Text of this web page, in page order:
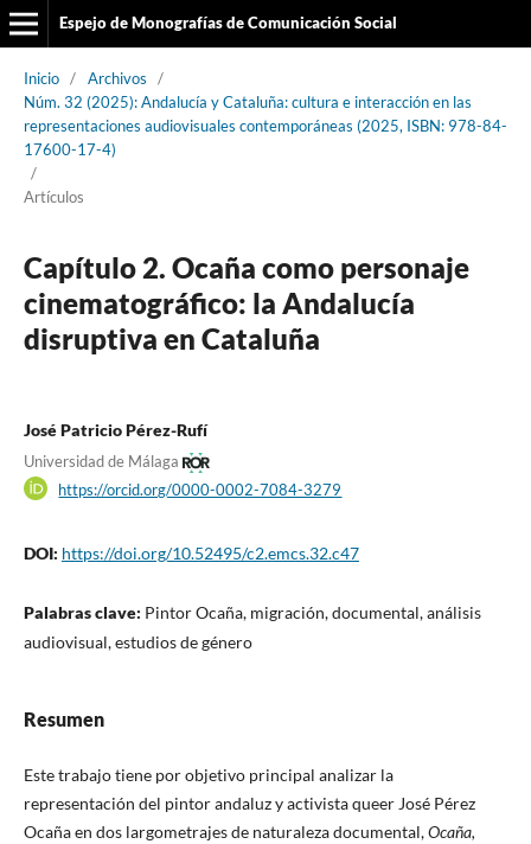
Espejo de Monografías de Comunicación Social
Inicio / Archivos
/
Núm. 32 (2025): Andalucía y Cataluña: cultura e interacción en las
representaciones audiovisuales contemporáneas (2025, ISBN: 978-84-
17600-17-4)
/
Artículos
Capítulo 2. Ocaña como personaje
cinematográfico: la Andalucía
disruptiva en Cataluña
José Patricio Pérez-Rufí
Universidad de Málaga
https://orcid.org/0000-0002-7084-3279
DOI: https://doi.org/10.52495/c2.emcs.32.c47
Palabras clave: Pintor Ocaña, migración, documental, análisis
audiovisual, estudios de género
Resumen
Este trabajo tiene por objetivo principal analizar la
representación del pintor andaluz y activista queer José Pérez
Ocaña en dos largometrajes de naturaleza documental,Ocaña,